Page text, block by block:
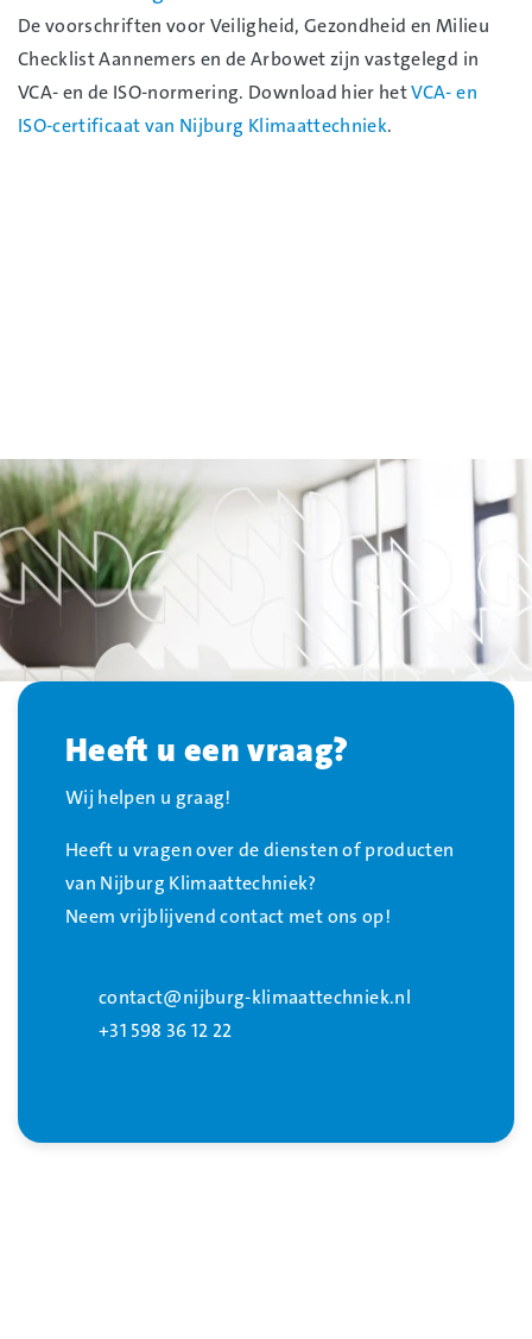
De voorschriften voor Veiligheid, Gezondheid en Milieu
Checklist Aannemers en de Arbowet zijn vastgelegd in
VCA- en de ISO-normering. Download hier hetVCA- en
ISO-certificaat van Nijburg Klimaattechniek.
Heeft u een vraag?
Wij helpen u graag!
Heeft u vragen over de diensten of producten
van Nijburg Klimaattechniek?
Neem vrijblijvend contact met ons op!
contact@nijburg-klimaattechniek.nl
+31 598 36 12 22